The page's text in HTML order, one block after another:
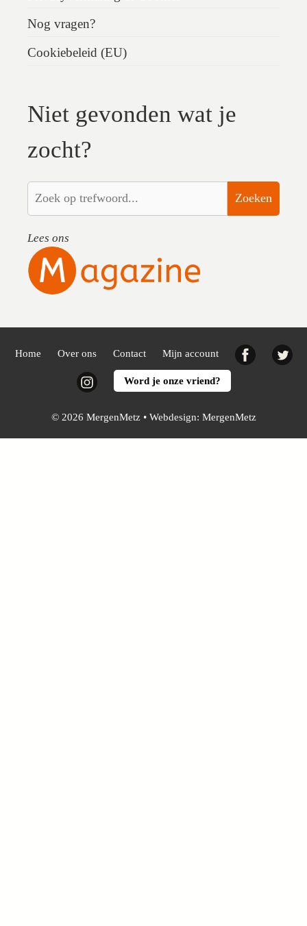
Nog vragen?
Cookiebeleid (EU)
Niet gevonden wat je
zocht?
Zoeken
Lees ons
Home Over ons Contact Mijn account Facebook
InstagramWord je onze vriend?
© 2026 MergenMetz • Webdesign: MergenMetz